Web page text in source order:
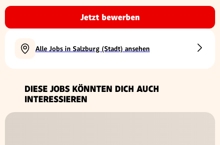
Jetzt bewerben
Alle Jobs in Salzburg (Stadt) ansehen
DIESE JOBS KÖNNTEN DICH AUCH
INTERESSIEREN